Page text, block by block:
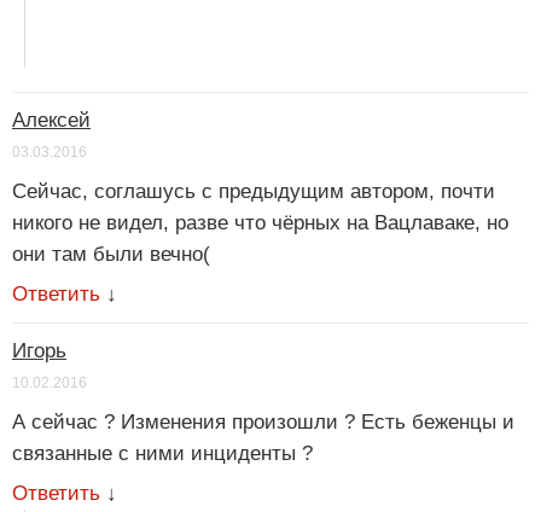
Алексей
03.03.2016
Сейчас, соглашусь с предыдущим автором, почти
никого не видел, разве что чёрных на Вацлаваке, но
они там были вечно(
Ответить ↓
Игорь
10.02.2016
А сейчас ? Изменения произошли ? Есть беженцы и
связанные с ними инциденты ?
Ответить ↓